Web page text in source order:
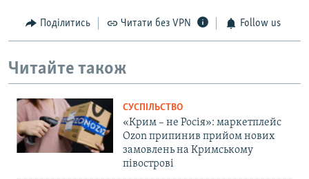
Поділитись Читати без VPN Follow us
Читайте також
СУСПІЛЬСТВО
«Крим – не Росія»: маркетплейс
Ozon припинив прийом нових
замовлень на Кримському
півострові